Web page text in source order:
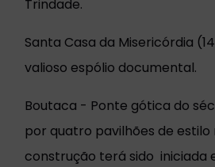
Trindade.
Santa Casa da Misericórdia
valioso espólio documental.
Boutaca - Ponte gótica do
por quatro pavilhões de estilo
construção terá sido iniciada